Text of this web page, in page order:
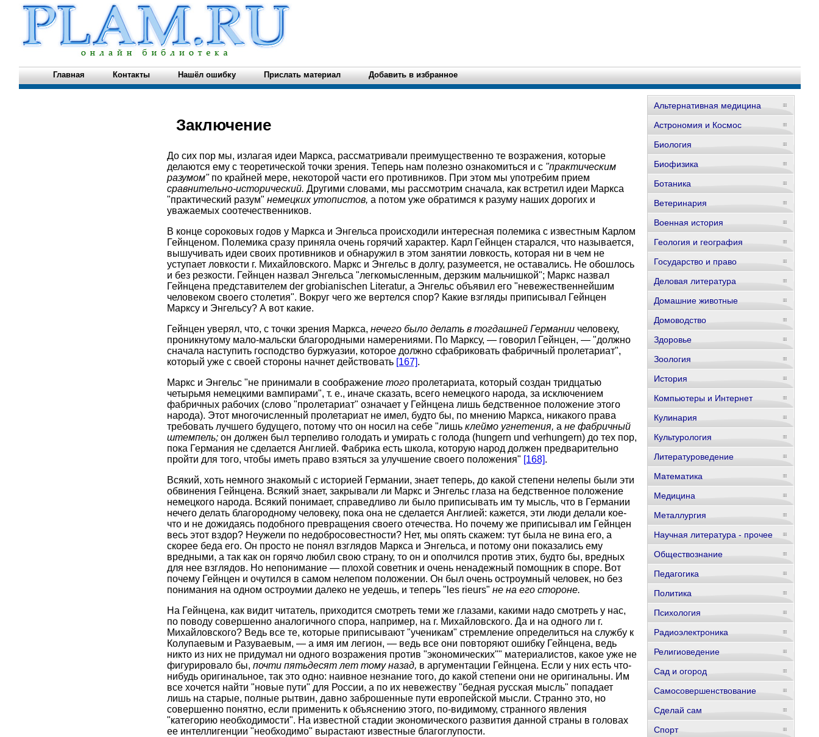
Главная Контакты Нашёл ошибку Прислать материал Добавить в избранное
Заключение
До сих пор мы, излагая идеи Маркса, рассматривали преимущественно те возражения, которые
делаются ему с теоретической точки зрения. Теперь нам полезно ознакомиться и с "практическим
разумом"по крайней мере, некоторой части его противников. При этом мы употребим прием
сравнительно-исторический. Другими словами, мы рассмотрим сначала, как встретил идеи Маркса
"практический разум" немецких утопистов, а потом уже обратимся к разуму наших дорогих и
уважаемых соотечественников.
В конце сороковых годов у Маркса и Энгельса происходили интересная полемика с известным Карлом
Гейнценом. Полемика сразу приняла очень горячий характер. Карл Гейнцен старался, что называется,
вышучивать идеи своих противников и обнаружил в этом занятии ловкость, которая ни в чем не
уступает ловкости г. Михайловского. Маркс и Энгельс в долгу, разумеется, не оставались. Не обошлось
и без резкости. Гейнцен назвал Энгельса "легкомысленным, дерзким мальчишкой"; Маркс назвал
Гейнцена представителем der grobianischen Literatur, а Энгельс объявил его "невежественнейшим
человеком своего столетия". Вокруг чего же вертелся спор? Какие взгляды приписывал Гейнцен
Марксу и Энгельсу? А вот какие.
Гейнцен уверял, что, с точки зрения Маркса, нечего было делать в тогдашней Германиичеловеку,
проникнутому мало-мальски благородными намерениями. По Марксу, — говорил Гейнцен, — "должно
сначала наступить господство буржуазии, которое должно сфабриковать фабричный пролетариат",
который уже с своей стороны начнет действовать [167].
Маркс и Энгельс "не принимали в соображение тогопролетариата, который создан тридцатью
четырьмя немецкими вампирами", т. е., иначе сказать, всего немецкого народа, за исключением
фабричных рабочих (слово "пролетариат" означает у Гейнцена лишь бедственное положение этого
народа). Этот многочисленный пролетариат не имел, будто бы, по мнению Маркса, никакого права
требовать лучшего будущего, потому что он носил на себе "лишь клеймо угнетения, а не фабричный
штемпель;он должен был терпеливо голодать и умирать с голода (hungern und verhungern) до тех пор,
пока Германия не сделается Англией. Фабрика есть школа, которую народ должен предварительно
пройти для того, чтобы иметь право взяться за улучшение своего положения" [168].
Всякий, хоть немного знакомый с историей Германии, знает теперь, до какой степени нелепы были эти
обвинения Гейнцена. Всякий знает, закрывали ли Маркс и Энгельс глаза на бедственное положение
немецкого народа. Всякий понимает, справедливо ли было приписывать им ту мысль, что в Германии
нечего делать благородному человеку, пока она не сделается Англией: кажется, эти люди делали кое-
что и не дожидаясь подобного превращения своего отечества. Но почему же приписывал им Гейнцен
весь этот вздор? Неужели по недобросовестности? Нет, мы опять скажем: тут была не вина его, а
скорее беда его. Он просто не понял взглядов Маркса и Энгельса, и потому они показались ему
вредными, а так как он горячо любил свою страну, то он и ополчился против этих, будто бы, вредных
для нее взглядов. Но непонимание — плохой советник и очень ненадежный помощник в споре. Вот
почему Гейнцен и очутился в самом нелепом положении. Он был очень остроумный человек, но без
понимания на одном остроумии далеко не уедешь, и теперь "les rieurs" не на его стороне.
На Гейнцена, как видит читатель, приходится смотреть теми же глазами, какими надо смотреть у нас,
по поводу совершенно аналогичного спора, например, на г. Михайловского. Да и на одного ли г.
Михайловского? Ведь все те, которые приписывают "ученикам" стремление определиться на службу к
Колупаевым и Разуваевым, — а имя им легион, — ведь все они повторяют ошибку Гейнцена, ведь
никто из них не придумал ни одного возражения против "экономических"" материалистов, какое уже не
фигурировало бы, почти пятьдесят лет тому назад, в аргументации Гейнцена. Если у них есть что-
нибудь оригинальное, так это одно: наивное незнание того, до какой степени они не оригинальны. Им
все хочется найти "новые пути" для России, а по их невежеству "бедная русская мысль" попадает
лишь на старые, полные рытвин, давно заброшенные пути европейской мысли. Странно это, но
совершенно понятно, если применить к объяснению этого, по-видимому, странного явления
"категорию необходимости". На известной стадии экономического развития данной страны в головах
ее интеллигенции "необходимо" вырастают известные благоглупости.
Альтернативная медицина
Астрономия и Космос
Биология
Биофизика
Ботаника
Ветеринария
Военная история
Геология и география
Государство и право
Деловая литература
Домашние животные
Домоводство
Здоровье
Зоология
История
Компьютеры и Интернет
Кулинария
Культурология
Литературоведение
Математика
Медицина
Металлургия
Научная литература - прочее
Обществознание
Педагогика
Политика
Психология
Радиоэлектроника
Религиоведение
Сад и огород
Самосовершенствование
Сделай сам
Спорт